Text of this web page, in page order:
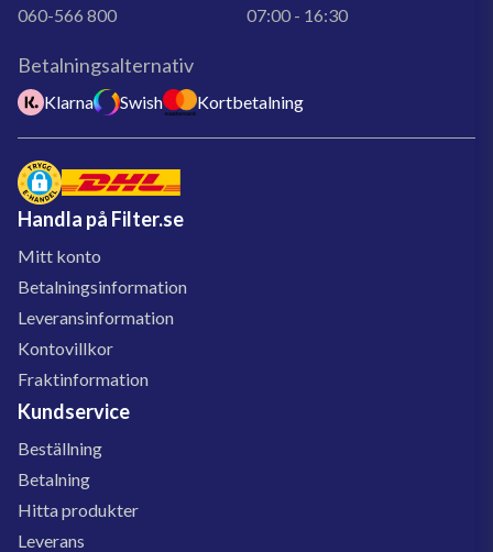
060-566 800
07:00 - 16:30
Betalningsalternativ
Klarna Swish Kortbetalning
Handla på Filter.se
Mitt konto
Betalningsinformation
Leveransinformation
Kontovillkor
Fraktinformation
Kundservice
Beställning
Betalning
Hitta produkter
Leverans